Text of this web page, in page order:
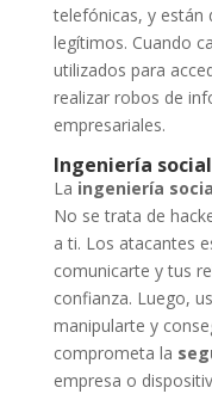
telefónicas, y están
legítimos. Cuando
utilizados para
realizar robos de
empresariales.
Ingeniería
La ingeniería
No se trata de
a ti. Los atacantes
comunicarte y tus
confianza. Luego,
manipularte y
comprometa la
empresa o